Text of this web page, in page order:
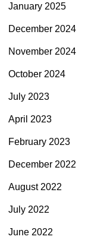
January 2025
December 2024
November 2024
October 2024
July 2023
April 2023
February 2023
December 2022
August 2022
July 2022
June 2022